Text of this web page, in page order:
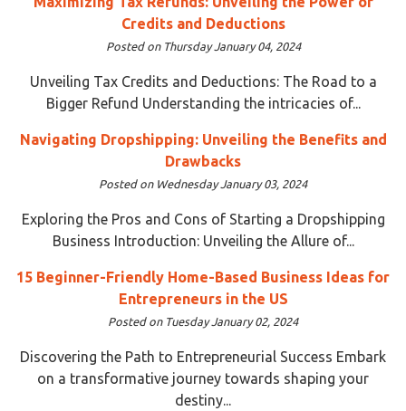
Credits and Deductions
Posted on Thursday January 04, 2024
Unveiling Tax Credits and Deductions: The Road to a
Bigger Refund Understanding the intricacies of...
Navigating Dropshipping: Unveiling the Benefits and
Drawbacks
Posted on Wednesday January 03, 2024
Exploring the Pros and Cons of Starting a Dropshipping
Business Introduction: Unveiling the Allure of...
15 Beginner-Friendly Home-Based Business Ideas for
Entrepreneurs in the US
Posted on Tuesday January 02, 2024
Discovering the Path to Entrepreneurial Success Embark
on a transformative journey towards shaping your
destiny...